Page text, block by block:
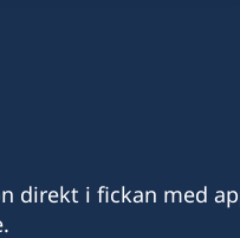
direkt i fickan med